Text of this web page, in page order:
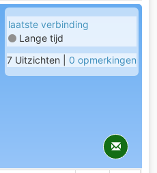
laatste verbinding
Lange tijd
7 Uitzichten | 0 opmerkingen